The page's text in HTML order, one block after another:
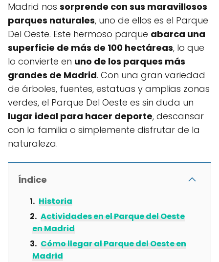
Madrid nos sorprende con sus maravillosos
parques naturales, uno de ellos es el Parque
Del Oeste. Este hermoso parque abarca una
superficie de más de 100 hectáreas, lo que
lo convierte en uno de los parques más
grandes de Madrid. Con una gran variedad
de árboles, fuentes, estatuas y amplias zonas
verdes, el Parque Del Oeste es sin duda un
lugar ideal para hacer deporte, descansar
con la familia o simplemente disfrutar de la
naturaleza.
Índice
Historia
Actividades en el Parque del Oeste
en Madrid
Cómo llegar al Parque del Oeste en
Madrid